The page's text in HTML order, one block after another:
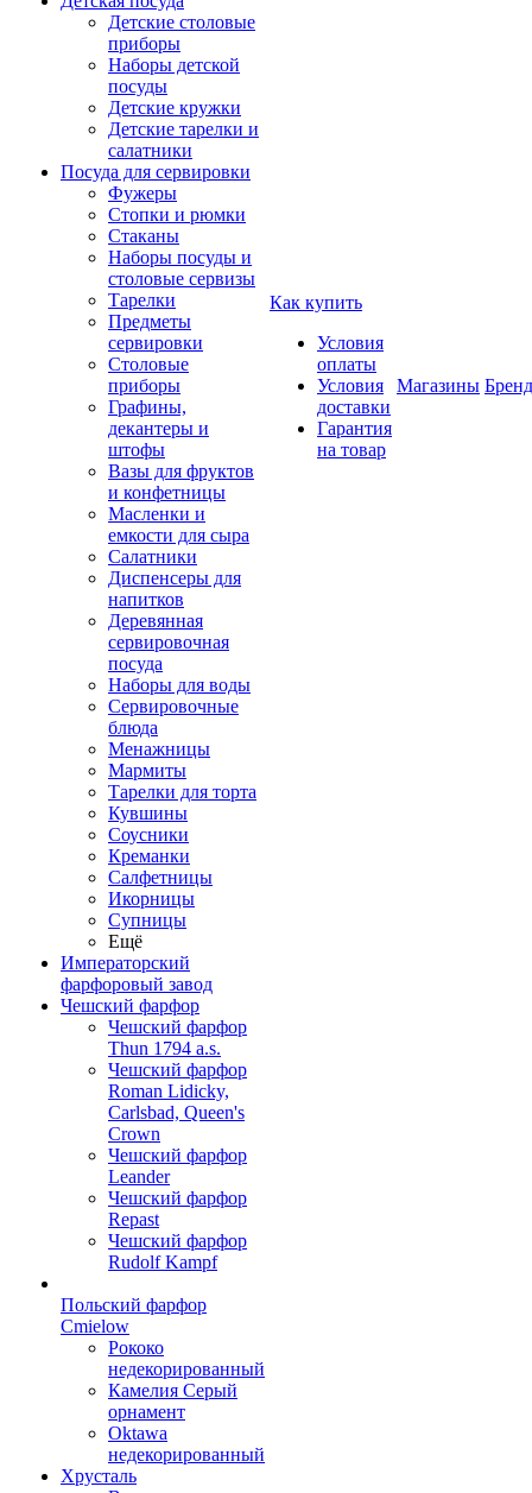
Детские столовые
приборы
Наборы детской
посуды
Детские кружки
Детские тарелки и
салатники
Посуда для сервировки
Фужеры
Стопки и рюмки
Стаканы
Наборы посуды и
столовые сервизы
Тарелки
Предметы
сервировки
Столовые
приборы
Графины,
декантеры и
штофы
Вазы для фруктов
и конфетницы
Масленки и
емкости для сыра
Салатники
Диспенсеры для
напитков
Деревянная
сервировочная
посуда
Наборы для воды
Сервировочные
блюда
Менажницы
Мармиты
Тарелки для торта
Кувшины
Соусники
Креманки
Салфетницы
Икорницы
Супницы
Ещё
Императорский
фарфоровый завод
Чешский фарфор
Чешский фарфор
Thun 1794 a.s.
Чешский фарфор
Roman Lidicky,
Carlsbad, Queen's
Crown
Чешский фарфор
Leander
Чешский фарфор
Repast
Чешский фарфор
Rudolf Kampf
Польский фарфор
Сmielow
Рококо
недекорированный
Камелия Серый
орнамент
Oktawa
недекорированный
Хрусталь
Как купить
Условия
оплаты
Условия
доставки
Гарантия
на товар
Магазины